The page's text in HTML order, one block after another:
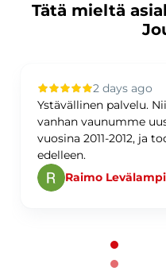
Tätä mieltä
2 days ago
Ystävällinen palvelu.
vanhan vaunumme
vuosina 2011-2012, ja
edelleen.
Raimo Levälampi